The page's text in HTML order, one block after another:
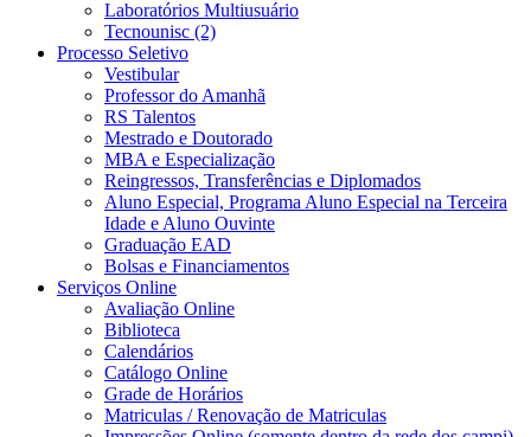
Laboratórios Multiusuário
Tecnounisc (2)
Processo Seletivo
Vestibular
Professor do Amanhã
RS Talentos
Mestrado e Doutorado
MBA e Especialização
Reingressos, Transferências e Diplomados
Aluno Especial, Programa Aluno Especial na Terceira
Idade e Aluno Ouvinte
Graduação EAD
Bolsas e Financiamentos
Serviços Online
Avaliação Online
Biblioteca
Calendários
Catálogo Online
Grade de Horários
Matriculas / Renovação de Matriculas